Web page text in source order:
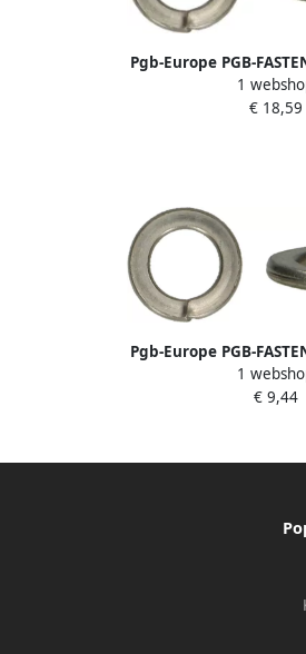
Pgb-Europe PGB-
DIN 127B M18
1
€ 18,59
Pgb-Europe PGB-
DIN 127B M12
1
€ 9,44